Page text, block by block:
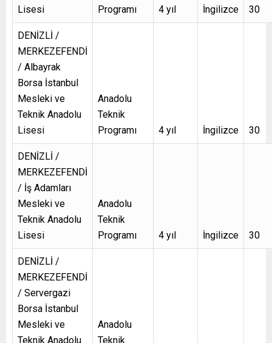
Lisesi
Programı
4 yıl İngilizce 30
DENİZLİ /
MERKEZEFENDİ
/ Albayrak
Borsa İstanbul
Mesleki ve
Teknik Anadolu
Lisesi
Anadolu
Teknik
Programı
4 yıl İngilizce 30
DENİZLİ /
MERKEZEFENDİ
/ İş Adamları
Mesleki ve
Teknik Anadolu
Lisesi
Anadolu
Teknik
Programı
4 yıl İngilizce 30
DENİZLİ /
MERKEZEFENDİ
/ Servergazi
Borsa İstanbul
Mesleki ve
Teknik Anadolu
Anadolu
Teknik